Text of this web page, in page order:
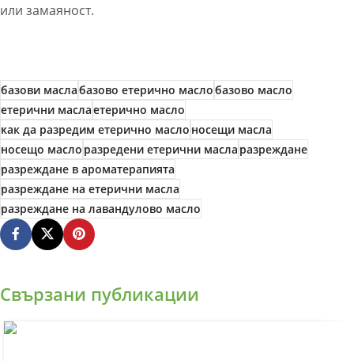
или замаяност.
базови маслабазово етерично маслобазово масло
етерични маслаетерично масло
как да разредим етерично маслоносещи масла
носещо маслоразредени етерични масларазреждане
разреждане в ароматерапията
разреждане на етерични масла
разреждане на лавандулово масло
Свързани публикации